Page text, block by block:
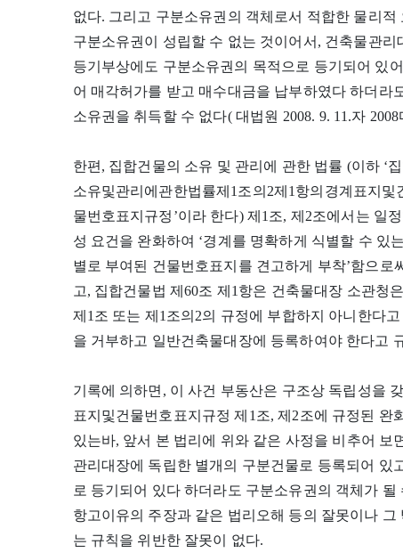
없다. 그리고 구분소유권의 객체로서 적합한 물리
구분소유권이 성립할 수 없는 것이어서, 건축물관
등기부상에도 구분소유권의 목적으로 등기되어 있
어 매각허가를 받고 매수대금을 납부하였다 하더라
소유권을 취득할 수 없다( 대법원 2008. 9. 11.자
한편, 집합건물의 소유 및 관리에 관한 법률 (이하 ‘
소유및관리에관한법률제1조의2제1항의경계표지
물번호표지규정’이라 한다) 제1조, 제2조에서는 일
성 요건을 완화하여 ‘경계를 명확하게 식별할 수 있
별로 부여된 건물번호표지를 견고하게 부착’함으
고, 집합건물법 제60조 제1항은 건축물대장 소관청
제1조 또는 제1조의2의 규정에 부합하지 아니한다
을 거부하고 일반건축물대장에 등록하여야 한다고
기록에 의하면, 이 사건 부동산은 구조상 독립성을
표지및건물번호표지규정 제1조, 제2조에 규정된 완
있는바, 앞서 본 법리에 위와 같은 사정을 비추어 보
관리대장에 독립한 별개의 구분건물로 등록되어 있
로 등기되어 있다 하더라도 구분소유권의 객체가
항고이유의 주장과 같은 법리오해 등의 잘못이나 그
는 규칙을 위반한 잘못이 없다.